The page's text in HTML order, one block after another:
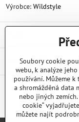
Výrobce: Wildstyle
Diskuse 1
FacebookTwitter
Soubory cookie
webu, k analýze
používání. Můžeme
a shromážděná data
nebo jiných
cookie“
můžete najít